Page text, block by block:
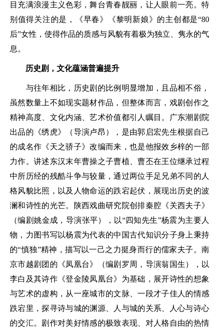
目充满浪漫主义色彩，舞台青春靓丽，让人眼前一亮。特
别值得关注的是，《早春》《黎明新娘》的主创都是“80
后”女性，使得作品的质感与风貌有着极为独立、隽永的气
息。
历史剧，文化蕴涵普遍提升
与往年相比，历史剧的比例明显增加，且品相不俗，
虽然数量上不如现实题材作品，但整体而言，戏剧创作之
精神高度、文化内涵、艺术价值都引人瞩目。广东潮剧院
出品的《绣虎》（导演卢昂），是由郭启宏先生根据自己
的成名作《天之骄子》改编而来，也是他报效乡梓的一部
力作。讲述东汉末年曹操之子曹植、曹丕在王位继承过程
中所历经的残酷斗争与较量，通过两位手足兄弟不同的人
格风貌比照，以及人物命运的跌宕起伏，展现出历史的波
澜和诗性的光芒。陕西戏曲研究院创排秦腔《关西夫子》
（编剧姚金成，导演张平），以“四知先生”杨震为主要人
物，力图书写以杨震为代表的中国古代知识分子身上秉持
的“慎独”精神，描写以一己之力挺身而行的儒家夫子。南
京市越剧团的《凤凰台》（编剧罗周，导演翁国生），以
李白及其诗作《登金陵凤凰台》为基础，展开诗性的想象
与艺术的虚构，从一座城市的文脉、一段才子佳人的情感
跌宕里，探寻诗与城的渊源、人与城的关系、人心与诗心
的交汇。剧作对美好情感的极致表现、对人格自由的热情